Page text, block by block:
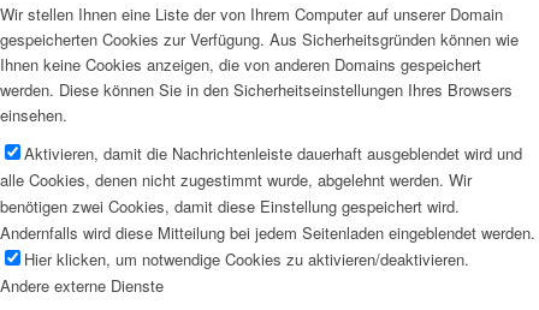
Wir stellen Ihnen eine Liste der von Ihrem Computer auf unserer Domain
gespeicherten Cookies zur Verfügung. Aus Sicherheitsgründen können wie
Ihnen keine Cookies anzeigen, die von anderen Domains gespeichert
werden. Diese können Sie in den Sicherheitseinstellungen Ihres Browsers
einsehen.
Aktivieren, damit die Nachrichtenleiste dauerhaft ausgeblendet wird und
alle Cookies, denen nicht zugestimmt wurde, abgelehnt werden. Wir
benötigen zwei Cookies, damit diese Einstellung gespeichert wird.
Andernfalls wird diese Mitteilung bei jedem Seitenladen eingeblendet werden.
Hier klicken, um notwendige Cookies zu aktivieren/deaktivieren.
Andere externe Dienste